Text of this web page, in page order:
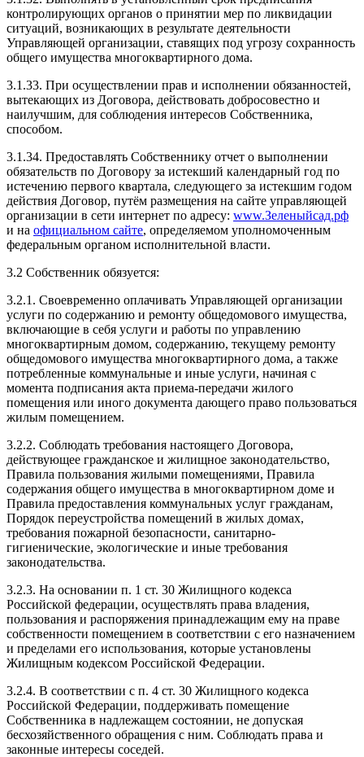
контролирующих органов о принятии мер по ликвидации
ситуаций, возникающих в результате деятельности
Управляющей организации, ставящих под угрозу сохранность
общего имущества многоквартирного дома.
3.1.33. При осуществлении прав и исполнении обязанностей,
вытекающих из Договора, действовать добросовестно и
наилучшим, для соблюдения интересов Собственника,
способом.
3.1.34. Предоставлять Собственнику отчет о выполнении
обязательств по Договору за истекший календарный год по
истечению первого квартала, следующего за истекшим годом
действия Договор, путём размещения на сайте управляющей
организации в сети интернет по адресу: www.Зеленыйсад.рф
и на официальном сайте, определяемом уполномоченным
федеральным органом исполнительной власти.
3.2 Собственник обязуется:
3.2.1. Своевременно оплачивать Управляющей организации
услуги по содержанию и ремонту общедомового имущества,
включающие в себя услуги и работы по управлению
многоквартирным домом, содержанию, текущему ремонту
общедомового имущества многоквартирного дома, а также
потребленные коммунальные и иные услуги, начиная с
момента подписания акта приема-передачи жилого
помещения или иного документа дающего право пользоваться
жилым помещением.
3.2.2. Соблюдать требования настоящего Договора,
действующее гражданское и жилищное законодательство,
Правила пользования жилыми помещениями, Правила
содержания общего имущества в многоквартирном доме и
Правила предоставления коммунальных услуг гражданам,
Порядок переустройства помещений в жилых домах,
требования пожарной безопасности, санитарно-
гигиенические, экологические и иные требования
законодательства.
3.2.3. На основании п. 1 ст. 30 Жилищного кодекса
Российской федерации, осуществлять права владения,
пользования и распоряжения принадлежащим ему на праве
собственности помещением в соответствии с его назначением
и пределами его использования, которые установлены
Жилищным кодексом Российской Федерации.
3.2.4. В соответствии с п. 4 ст. 30 Жилищного кодекса
Российской Федерации, поддерживать помещение
Собственника в надлежащем состоянии, не допуская
бесхозяйственного обращения с ним. Соблюдать права и
законные интересы соседей.